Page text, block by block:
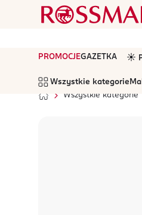
PROMOCJEGAZETKA ☀️
Wszystkie kategorie
Wszystkie kategorie